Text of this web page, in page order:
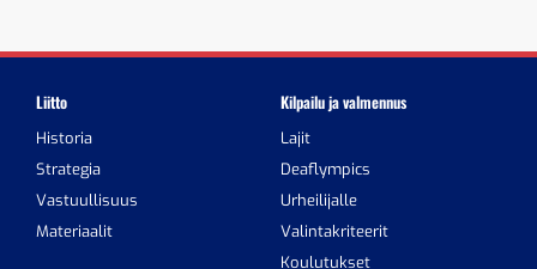
Liitto
Historia
Strategia
Vastuullisuus
Materiaalit
Kilpailu ja valmennus
Lajit
Deaflympics
Urheilijalle
Valintakriteerit
Koulutukset